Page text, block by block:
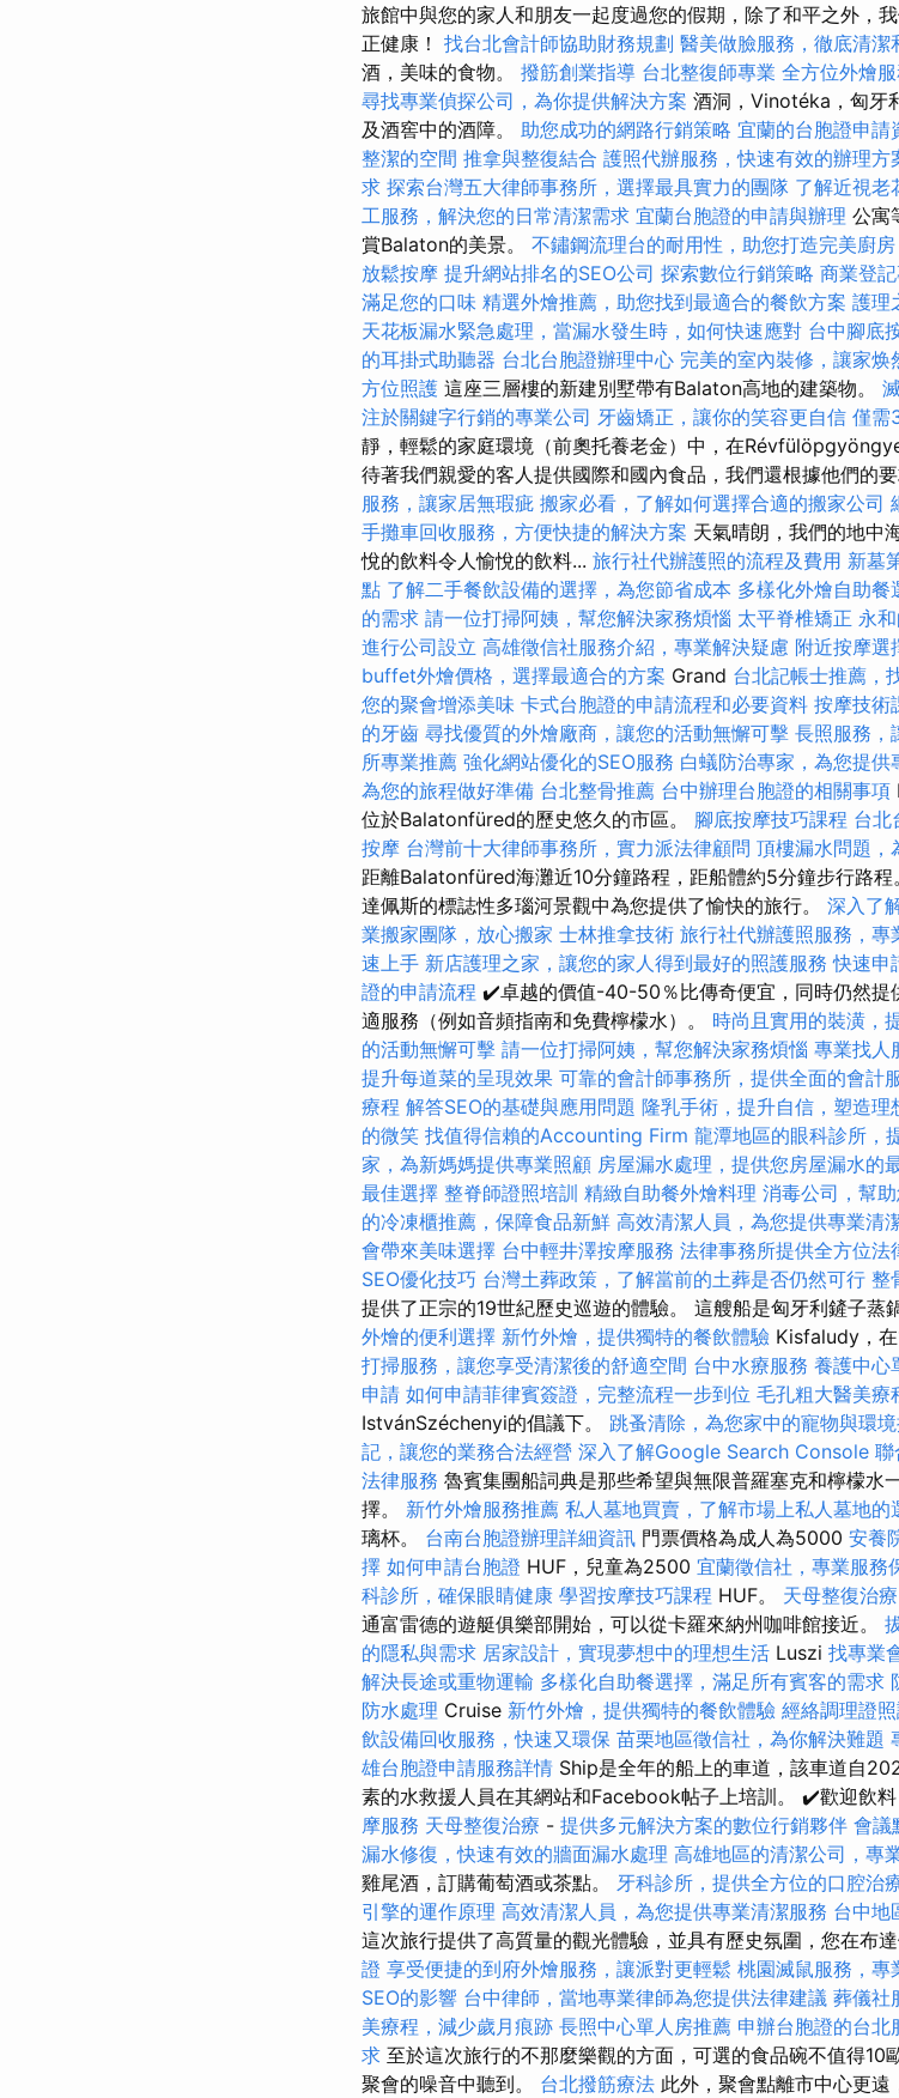
旅館中與您的家人和朋友一起度過您的假期，除了和平之外，
正健康！ 找台北會計師協助財務規劃 醫美做臉服務，徹底清潔
酒，美味的食物。 撥筋創業指導 台北整復師專業 全方位外燴
尋找專業偵探公司，為你提供解決方案 酒洞，Vinotéka，匈牙
及酒窖中的酒障。 助您成功的網路行銷策略 宜蘭的台胞證申請
整潔的空間 推拿與整復結合 護照代辦服務，快速有效的辦理方
求 探索台灣五大律師事務所，選擇最具實力的團隊 了解近視老
工服務，解決您的日常清潔需求 宜蘭台胞證的申請與辦理 公寓
賞Balaton的美景。 不鏽鋼流理台的耐用性，助您打造完美廚房
放鬆按摩 提升網站排名的SEO公司 探索數位行銷策略 商業登
滿足您的口味 精選外燴推薦，助您找到最適合的餐飲方案 護理
天花板漏水緊急處理，當漏水發生時，如何快速應對 台中腳底
的耳掛式助聽器 台北台胞證辦理中心 完美的室內裝修，讓家焕
方位照護 這座三層樓的新建別墅帶有Balaton高地的建築物。
注於關鍵字行銷的專業公司 牙齒矯正，讓你的笑容更自信 僅需
靜，輕鬆的家庭環境（前奧托養老金）中，在
待著我們親愛的客人提供國際和國內食品，我們還根據他們的
服務，讓家居無瑕疵 搬家必看，了解如何選擇合適的搬家公司
手攤車回收服務，方便快捷的解決方案 天氣晴朗，我們的地中
悅的飲料令人愉悅的飲料... 旅行社代辦護照的流程及費用 新墓
點 了解二手餐飲設備的選擇，為您節省成本 多樣化外燴自助餐
的需求 請一位打掃阿姨，幫您解決家務煩惱 太平脊椎矯正 永
進行公司設立 高雄徵信社服務介紹，專業解決疑慮 附近按摩選
buffet外燴價格，選擇最適合的方案 Grand 台北記帳士推薦，
您的聚會增添美味 卡式台胞證的申請流程和必要資料 按摩技術
的牙齒 尋找優質的外燴廠商，讓您的活動無懈可擊 長照服務，
所專業推薦 強化網站優化的SEO服務 白蟻防治專家，為您提供
為您的旅程做好準備 台北整骨推薦 台中辦理台胞證的相關事項
位於Balatonfüred的歷史悠久的市區。 腳底按摩技巧課程 台北
按摩 台灣前十大律師事務所，實力派法律顧問 頂樓漏水問題，
距離Balatonfüred海灘近10分鐘路程，距船體約5分鐘步行路
達佩斯的標誌性多瑙河景觀中為您提供了愉快的旅行。 深入了
業搬家團隊，放心搬家 士林推拿技術 旅行社代辦護照服務，專
速上手 新店護理之家，讓您的家人得到最好的照護服務 快速申
證的申請流程 ✔️卓越的價值-40-50％比傳奇便宜，同時仍然提
適服務（例如音頻指南和免費檸檬水）。 時尚且實用的裝潢，
的活動無懈可擊 請一位打掃阿姨，幫您解決家務煩惱 專業找人
提升每道菜的呈現效果 可靠的會計師事務所，提供全面的會計
療程 解答SEO的基礎與應用問題 隆乳手術，提升自信，塑造理
的微笑 找值得信賴的Accounting Firm 龍潭地區的眼科診所，
家，為新媽媽提供專業照顧 房屋漏水處理，提供您房屋漏水的
最佳選擇 整脊師證照培訓 精緻自助餐外燴料理 消毒公司，幫
的冷凍櫃推薦，保障食品新鮮 高效清潔人員，為您提供專業清
會帶來美味選擇 台中輕井澤按摩服務 法律事務所提供全方位法
SEO優化技巧 台灣土葬政策，了解當前的土葬是否仍然可行 整
提供了正宗的19世紀歷史巡遊的體驗。 這艘船是匈牙利鏟子蒸
外燴的便利選擇 新竹外燴，提供獨特的餐飲體驗 Kisfaludy，
打掃服務，讓您享受清潔後的舒適空間 台中水療服務 養護中心
申請 如何申請菲律賓簽證，完整流程一步到位 毛孔粗大醫美療
IstvánSzéchenyi的倡議下。 跳蚤清除，為您家中的寵物與環
記，讓您的業務合法經營 深入了解Google Search Console 聯
法律服務 魯賓集團船詞典是那些希望與無限普羅塞克和檸檬水
擇。 新竹外燴服務推薦 私人墓地買賣，了解市場上私人墓地的
璃杯。 台南台胞證辦理詳細資訊 門票價格為成人為5000 安養
擇 如何申請台胞證 HUF，兒童為2500 宜蘭徵信社，專業服務
科診所，確保眼睛健康 學習按摩技巧課程 HUF。 天母整復治療
通富雷德的遊艇俱樂部開始，可以從卡羅來納州咖啡館接近。
的隱私與需求 居家設計，實現夢想中的理想生活 Luszi 找專業
解決長途或重物運輸 多樣化自助餐選擇，滿足所有賓客的需求
防水處理 Cruise 新竹外燴，提供獨特的餐飲體驗 經絡調理證
飲設備回收服務，快速又環保 苗栗地區徵信社，為你解決難題
雄台胞證申請服務詳情 Ship是全年的船上的車道，該車道自
素的水救援人員在其網站和Facebook帖子上培訓。 ✔️歡迎飲料
摩服務 天母整復治療 - 提供多元解決方案的數位行銷夥伴 會議
漏水修復，快速有效的牆面漏水處理 高雄地區的清潔公司，專
雞尾酒，訂購葡萄酒或茶點。 牙科診所，提供全方位的口腔治
引擎的運作原理 高效清潔人員，為您提供專業清潔服務 台中地
這次旅行提供了高質量的觀光體驗，並具有歷史氛圍，您在布
證 享受便捷的到府外燴服務，讓派對更輕鬆 桃園滅鼠服務，專
SEO的影響 台中律師，當地專業律師為您提供法律建議 葬儀社
美療程，減少歲月痕跡 長照中心單人房推薦 申辦台胞證的台北
求 至於這次旅行的不那麼樂觀的方面，可選的食品碗不值得10
聚會的噪音中聽到。 台北撥筋療法 此外，聚會點離市中心更遠